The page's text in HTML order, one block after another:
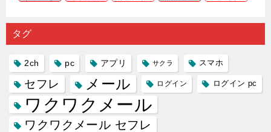
り会った
人に軽...
するので
プリの内
る人に恋
雑で素人
タグ
2ch pc アプリ サクラ スマホ
セフレ メール ログイン ログイン pc
ワクワクメール
ワクワクメール セフレ